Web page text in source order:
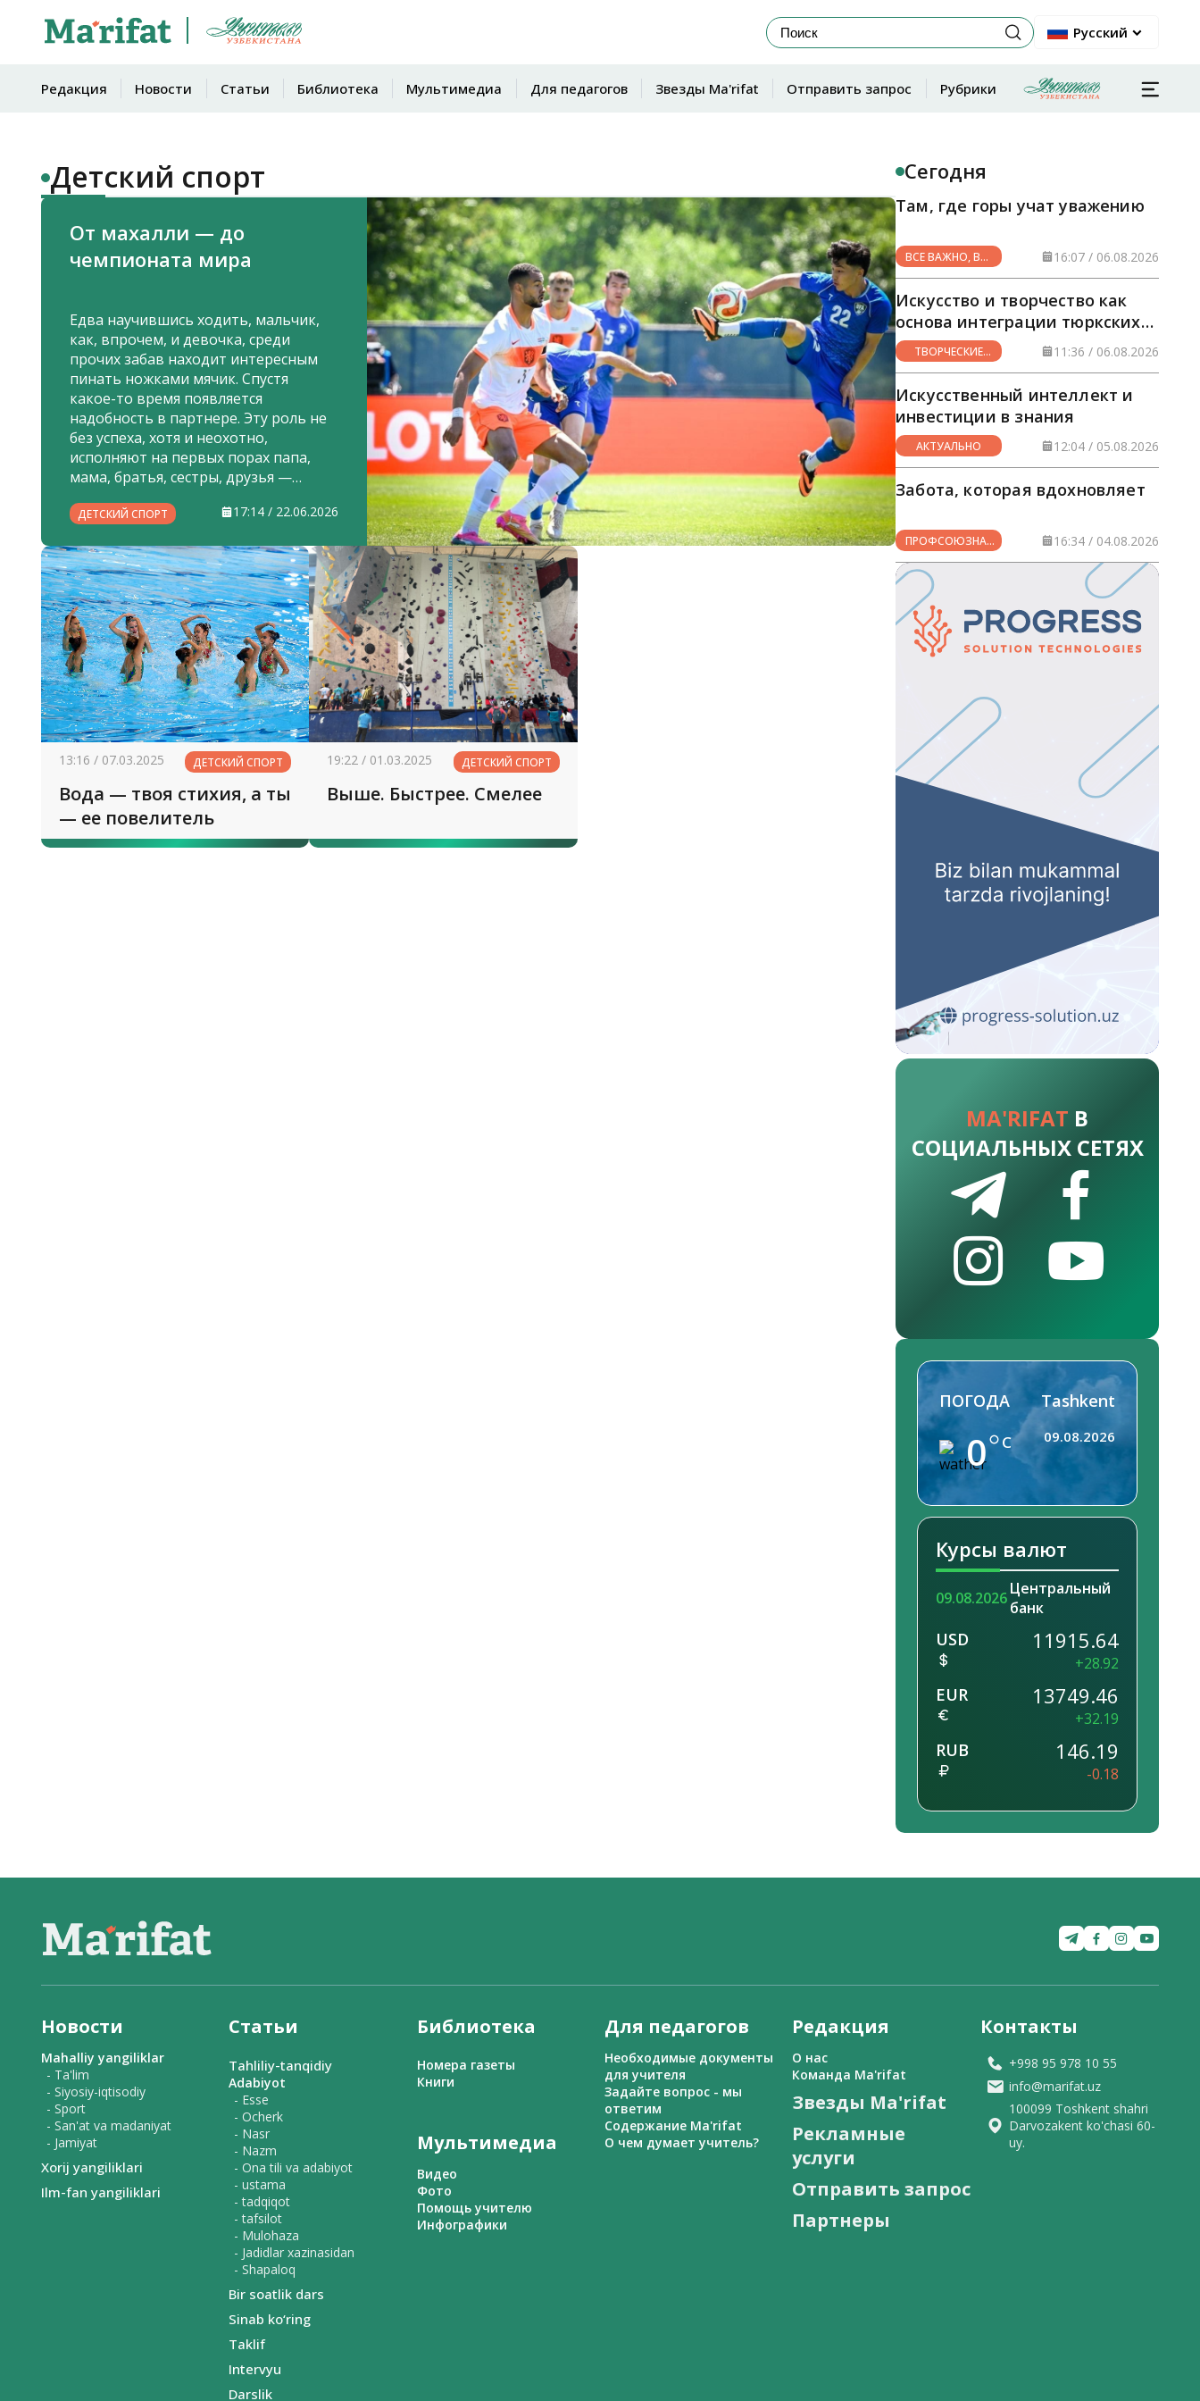
Русский
Редакция Новости Статьи Библиотека Мультимедиа Для педагогов Звезды Ma'rifat Отправить запрос Рубрики
Детский спорт
От махалли — до
чемпионата мира
Едва научившись ходить, мальчик,
как, впрочем, и девочка, среди
прочих забав находит интересным
пинать ножками мячик. Спустя
какое-то время появляется
надобность в партнере. Эту роль не
без успеха, хотя и неохотно,
исполняют на первых порах папа,
мама, братья, сестры, друзья —
детского футбола.
ДЕТСКИЙ СПОРТ 17:14 / 22.06.2026
13:16 / 07.03.2025 ДЕТСКИЙ СПОРТ
Вода — твоя стихия, а ты
— ее повелитель
19:22 / 01.03.2025 ДЕТСКИЙ СПОРТ
Выше. Быстрее. Смелее
Сегодня
Там, где горы учат уважению
ВСЕ ВАЖНО, ВСЕ
НУЖНО
16:07 / 06.08.2026
Искусство и творчество как
основа интеграции тюркских
стран
ТВОРЧЕСКИЕ
ГОРИЗОНТЫ
11:36 / 06.08.2026
Искусственный интеллект и
инвестиции в знания
АКТУАЛЬНО 12:04 / 05.08.2026
Забота, которая вдохновляет
ПРОФСОЮЗНАЯ
ЖИЗНЬ
16:34 / 04.08.2026
MA'RIFAT В
СОЦИАЛЬНЫХ СЕТЯХ
ПОГОДА
0 C
Tashkent
09.08.2026
Курсы валют
09.08.2026Центральный
банк
USD 11915.64
+28.92
EUR 13749.46
+32.19
RUB 146.19
-0.18
Новости
Mahalliy yangiliklar
- Ta'lim
- Siyosiy-iqtisodiy
- Sport
- San'at va madaniyat
- Jamiyat
Xorij yangiliklari
Ilm-fan yangiliklari
Статьи
Tahliliy-tanqidiy
Adabiyot
- Esse
- Ocherk
- Nasr
- Nazm
- Ona tili va adabiyot
- ustama
- tadqiqot
- tafsilot
- Mulohaza
- Jadidlar xazinasidan
- Shapaloq
Bir soatlik dars
Sinab ko‘ring
Taklif
Intervyu
Darslik
Библиотека
Номера газеты
Книги
Мультимедиа
Видео
Фото
Помощь учителю
Инфографики
Для педагогов
Необходимые документы
для учителя
Задайте вопрос - мы
ответим
Содержание Ma'rifat
О чем думает учитель?
Редакция
О нас
Команда Ma'rifat
Звезды Ma'rifat
Рекламные
услуги
Отправить запрос
Партнеры
Контакты
+998 95 978 10 55
info@marifat.uz
100099 Toshkent shahri
Darvozakent ko'chasi 60-
uy.